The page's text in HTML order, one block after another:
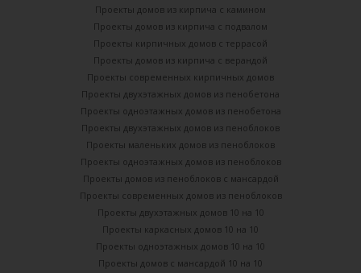
Проекты домов из кирпича с камином
Проекты домов из кирпича с подвалом
Проекты кирпичных домов с террасой
Проекты домов из кирпича с верандой
Проекты современных кирпичных домов
Проекты двухэтажных домов из пенобетона
Проекты одноэтажных домов из пенобетона
Проекты двухэтажных домов из пеноблоков
Проекты маленьких домов из пеноблоков
Проекты одноэтажных домов из пеноблоков
Проекты домов из пеноблоков с мансардой
Проекты современных домов из пеноблоков
Проекты двухэтажных домов 10 на 10
Проекты каркасных домов 10 на 10
Проекты одноэтажных домов 10 на 10
Проекты домов с мансардой 10 на 10